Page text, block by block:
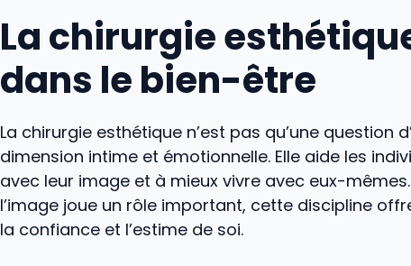
La chirurgie
dans le bien-être
La chirurgie esthétique n’est pas qu’une question
dimension intime et émotionnelle. Elle aide les
avec leur image et à mieux vivre avec eux-
l’image joue un rôle important, cette discipline
la confiance et l’estime de soi.